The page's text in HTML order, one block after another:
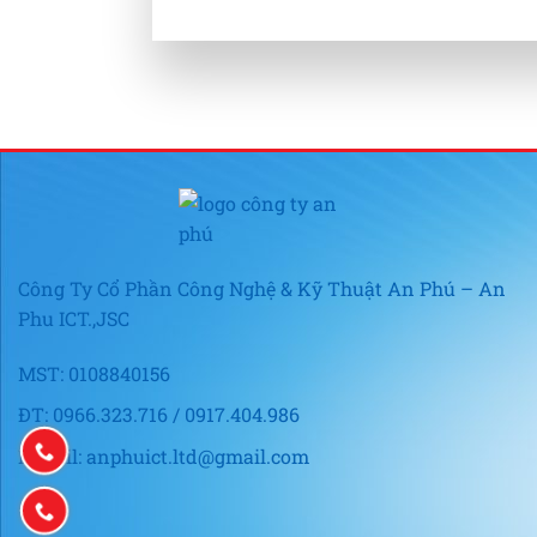
Công Ty Cổ Phần Công Nghệ & Kỹ Thuật An Phú – An
Phu ICT.,JSC
MST: 0108840156
ĐT: 0966.323.716 / 0917.404.986
E-mail: anphuict.ltd@gmail.com